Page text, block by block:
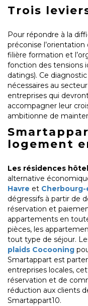
Trois
Pour répondre à la
préconise
filière formation et
fonction des tensions
datings). Ce
nécessaires au
entreprises qui
accompagner leur
ambitionne de
logement
Les résidences
alternative
Havre et
dégressifs à partir de
réservation et
appartements en
pièces, les
tout type de séjour.
plaids Cocooning
Smartappart est
entreprises locales,
réservation et de
réduction aux clients
Smartappart10.